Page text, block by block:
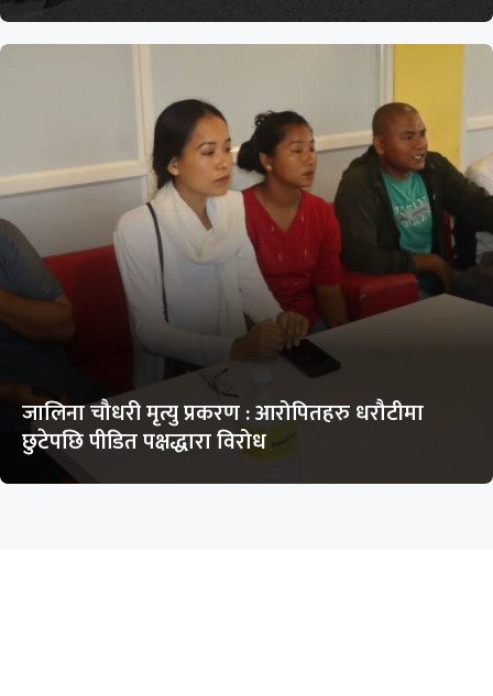
जालिना चौधरी मृत्यु प्रकरण : आरोपितहरु धरौटीमा
छुटेपछि पीडित पक्षद्धारा विरोध